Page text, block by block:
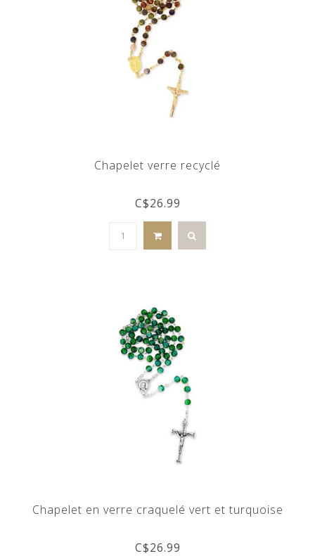
Chapelet verre recyclé
C$26.99
Chapelet en verre craquelé vert et turquoise
C$26.99